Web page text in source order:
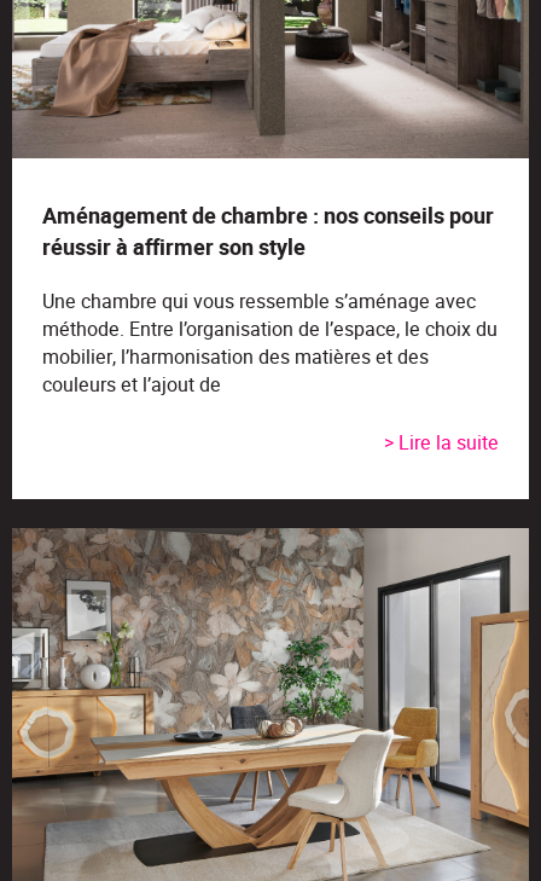
Aménagement de chambre : nos conseils pour
réussir à affirmer son style
Une chambre qui vous ressemble s’aménage avec
méthode. Entre l’organisation de l’espace, le choix du
mobilier, l’harmonisation des matières et des
couleurs et l’ajout de
> Lire la suite